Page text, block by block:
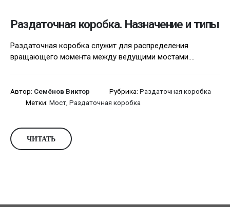
Раздаточная коробка. Назначение и типы
Раздаточная коробка служит для распределения
вращающего момента между ведущими мостами....
Автор: Семёнов Виктор Рубрика: Раздаточная коробка
Метки: Мост Раздаточная коробка
ЧИТАТЬ